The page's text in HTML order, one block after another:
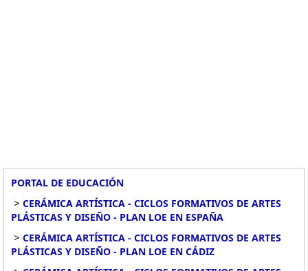
PORTAL DE EDUCACIÓN
> CERÁMICA ARTÍSTICA - CICLOS FORMATIVOS DE ARTES
PLÁSTICAS Y DISEÑO - PLAN LOE EN ESPAÑA
> CERÁMICA ARTÍSTICA - CICLOS FORMATIVOS DE ARTES
PLÁSTICAS Y DISEÑO - PLAN LOE EN CÁDIZ